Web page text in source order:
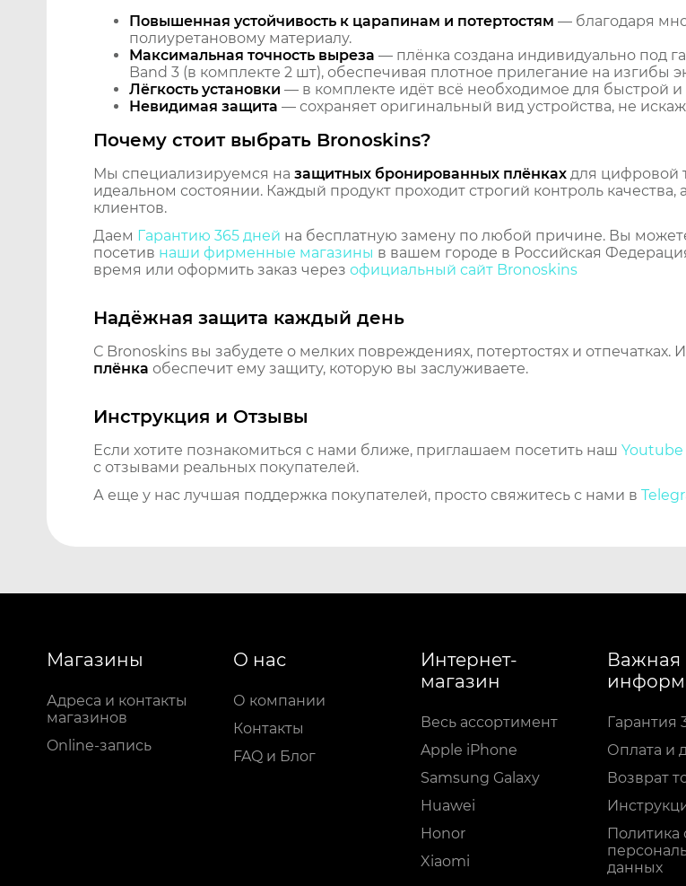
Повышенная устойчивость к царапинам и потертостям — благодаря
полиуретановому материалу.
Максимальная точность выреза — плёнка создана индивидуально под
Band 3 (в комплекте 2 шт), обеспечивая плотное прилегание на изгибы
Лёгкость установки — в комплекте идёт всё необходимое для быстрой
Невидимая защита — сохраняет оригинальный вид устройства, не
Почему стоит выбрать Bronoskins?
Мы специализируемся на защитных бронированных плёнках для цифровой
идеальном состоянии. Каждый продукт проходит строгий контроль
клиентов.
Даем Гарантию 365 дней на бесплатную замену по любой причине. Вы
посетив наши фирменные магазины в вашем городе в Российская
время или оформить заказ через официальный сайт Bronoskins
Надёжная защита каждый день
С Bronoskins вы забудете о мелких повреждениях, потертостях и отпечатках.
плёнка обеспечит ему защиту, которую вы заслуживаете.
Инструкция и Отзывы
Если хотите познакомиться с нами ближе, приглашаем посетить наш Youtube
с отзывами реальных покупателей.
А еще у нас лучшая поддержка покупателей, просто свяжитесь с нами в
Магазины
Адреса и контакты
магазинов
Online-запись
О нас
О компании
Контакты
FAQ и Блог
Интернет-
магазин
Весь ассортимент
Apple iPhone
Samsung Galaxy
Huawei
Honor
Xiaomi
Важная
Гарантия
Оплата и
Возврат
Политика
данных